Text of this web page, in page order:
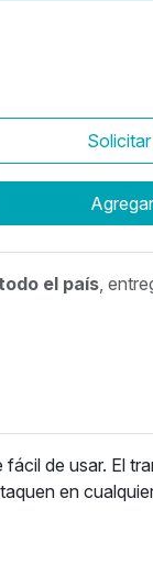
el país ,
de usar. El
en